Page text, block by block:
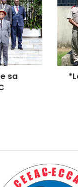
sa
r
q
u
i
r
e
s